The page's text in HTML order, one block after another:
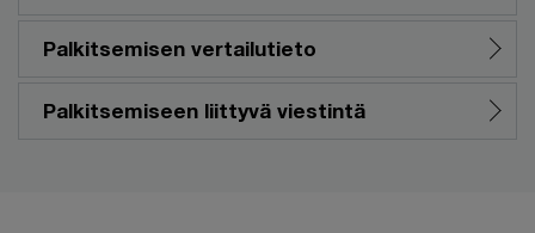
Palkitsemisen vertailutieto
Palkitsemiseen liittyvä viestintä